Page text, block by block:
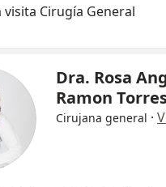
visita Cirugía General
Dra. Rosa
Ramon
Cirujana general ·